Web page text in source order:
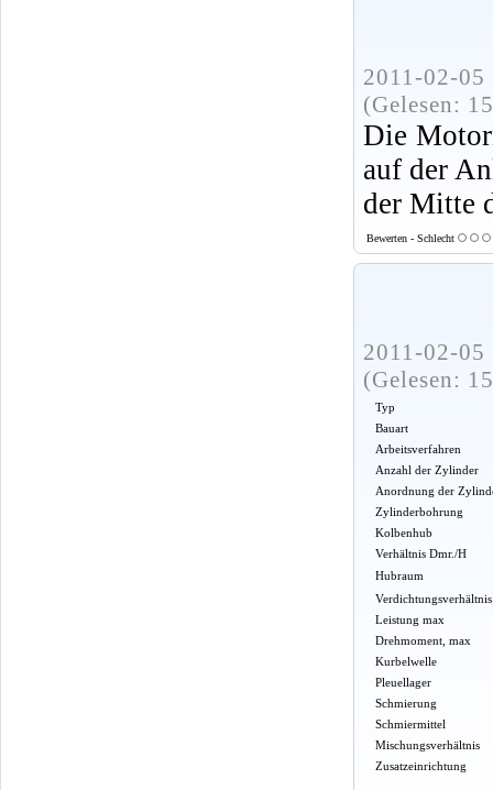
2011-02-
(Gelesen:
Die
auf der
der Mitte
Bewerten - Schlecht
2011-02-
(Gelesen:
Typ
Bauart
Arbeitsverfahren
Anzahl der Zylinder
Anordnung der
Zylinderbohrung
Kolbenhub
Verhältnis Dmr./H
Hubraum
Verdichtungsverhältnis
Leistung max
Drehmoment, max
Kurbelwelle
Pleuellager
Schmierung
Schmiermittel
Mischungsverhältnis
Zusatzeinrichtung